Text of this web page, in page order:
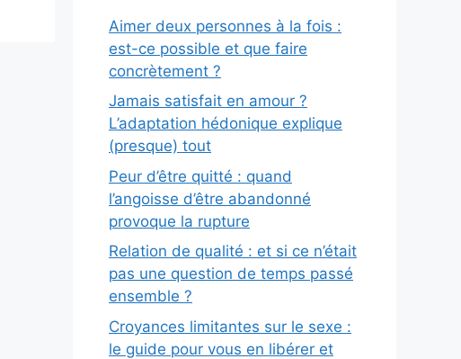
Aimer deux personnes à la fois :
est-ce possible et que faire
concrètement ?
Jamais satisfait en amour ?
L’adaptation hédonique explique
(presque) tout
Peur d’être quitté : quand
l’angoisse d’être abandonné
provoque la rupture
Relation de qualité : et si ce n’était
pas une question de temps passé
ensemble ?
Croyances limitantes sur le sexe :
le guide pour vous en libérer et